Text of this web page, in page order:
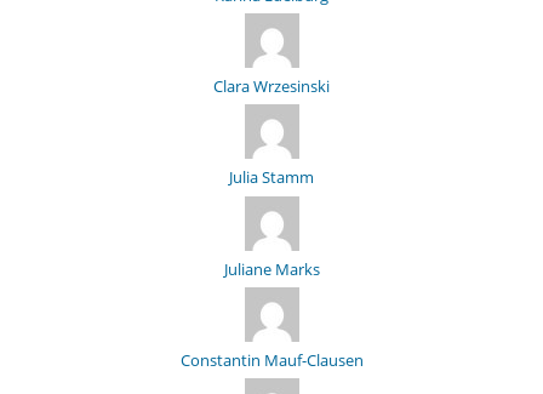
Clara Wrzesinski
Julia Stamm
Juliane Marks
Constantin Mauf-Clausen